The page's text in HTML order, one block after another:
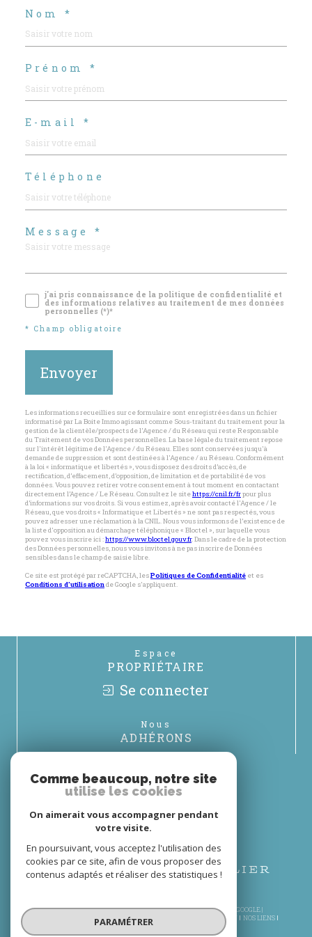
Nom *
Prénom *
E-mail *
Téléphone
Message *
j'ai pris connaissance de la politique de confidentialité et
des informations relatives au traitement de mes données
personnelles (*)*
* Champ obligatoire
Envoyer
Les informations recueillies sur ce formulaire sont enregistrées dans un fichier
informatisé par La Boite Immo agissant comme Sous-traitant du traitement pour la
gestion de la clientèle/prospects de l'Agence / du Réseau qui reste Responsable
du Traitement de vos Données personnelles. La base légale du traitement repose
sur l'intérêt légitime de l'Agence / du Réseau. Elles sont conservées jusqu'à
demande de suppression et sont destinées à l'Agence / au Réseau. Conformément
à la loi « informatique et libertés », vous disposez des droits d’accès, de
rectification, d’effacement, d’opposition, de limitation et de portabilité de vos
données. Vous pouvez retirer votre consentement à tout moment en contactant
directement l’Agence / Le Réseau. Consultez le sitehttps://cnil.fr/frpour plus
d’informations sur vos droits. Si vous estimez, après avoir contacté l'Agence / le
Réseau, que vos droits « Informatique et Libertés » ne sont pas respectés, vous
pouvez adresser une réclamation à la CNIL. Nous vous informons de l’existence de
la liste d'opposition au démarchage téléphonique « Bloctel », sur laquelle vous
pouvez vous inscrire ici :https://www.bloctel.gouv.fr. Dans le cadre de la protection
des Données personnelles, nous vous invitons à ne pas inscrire de Données
sensibles dans le champ de saisie libre.
Ce site est protégé par reCAPTCHA, lesPolitiques de Confidentialité et es
Conditions d'utilisationde Google s'appliquent.
Espace
PROPRIÉTAIRE
Se connecter
Nous
ADHÉRONS
© 2026 | TOUS DROITS RÉSERVÉS | TRADUCTION POWERED BY GOOGLE |
MENTIONS LÉGALES ADMIN
NOS LIENS
POLITIQUE RGPD
Comme beaucoup, notre site
utilise les cookies
On aimerait vous accompagner pendant
votre visite.
En poursuivant, vous acceptez l'utilisation des
cookies par ce site, afin de vous proposer des
contenus adaptés et réaliser des statistiques !
PARAMÉTRER